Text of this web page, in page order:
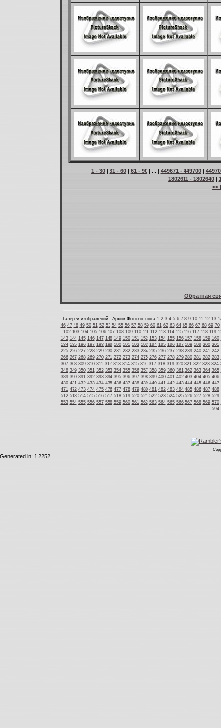
1 - 30| 31 - 60| 61 - 90| ... | 449671 - 449700|
1802611 - 1802640|
<<
Обратная
Галереи изображений - Архив Фотохостинга 1 2 3 4 5 6 7 8 9 10 11 12 13
46 47 48 49 50 51 52 53 54 55 56 57 58 59 60 61 62 63 64 65 66 67 68 69 70
102 103 104 105 106 107 108 109 110 111 112 113 114 115 116 117 118 119
143 144 145 146 147 148 149 150 151 152 153 154 155 156 157 158 159 160
184 185 186 187 188 189 190 191 192 193 194 195 196 197 198 199 200 201
225 226 227 228 229 230 231 232 233 234 235 236 237 238 239 240 241 242
266 267 268 269 270 271 272 273 274 275 276 277 278 279 280 281 282 283
307 308 309 310 311 312 313 314 315 316 317 318 319 320 321 322 323 324
348 349 350 351 352 353 354 355 356 357 358 359 360 361 362 363 364 365
389 390 391 392 393 394 395 396 397 398 399 400 401 402 403 404 405 406
430 431 432 433 434 435 436 437 438 439 440 441 442 443 444 445 446 447
471 472 473 474 475 476 477 478 479 480 481 482 483 484 485 486 487 488
512 513 514 515 516 517 518 519 520 521 522 523 524 525 526 527 528 529
553 554 555 556 557 558 559 560 561 562 563 564 565 566 567 568 569 570
594
Generated in: 1.2252